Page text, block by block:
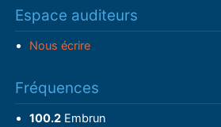
Espace auditeurs
Nous écrire
Fréquences
100.2Embrun